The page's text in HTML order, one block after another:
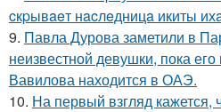
cкpывaeт нacлeдницa икиты
9. Павла Дурова заметили в
неизвестной девушки, пока
Вавилова находится в ОАЭ.
10. На первый взгляд кажется,